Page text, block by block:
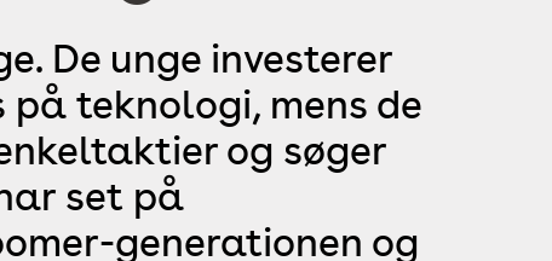
De unge investerer
teknologi, mens de
og søger
set på
generationen og